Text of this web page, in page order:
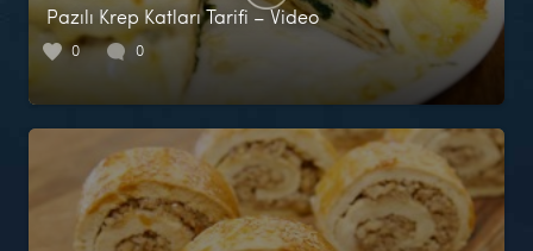
Pazılı Krep Katları Tarifi – Video
0 0